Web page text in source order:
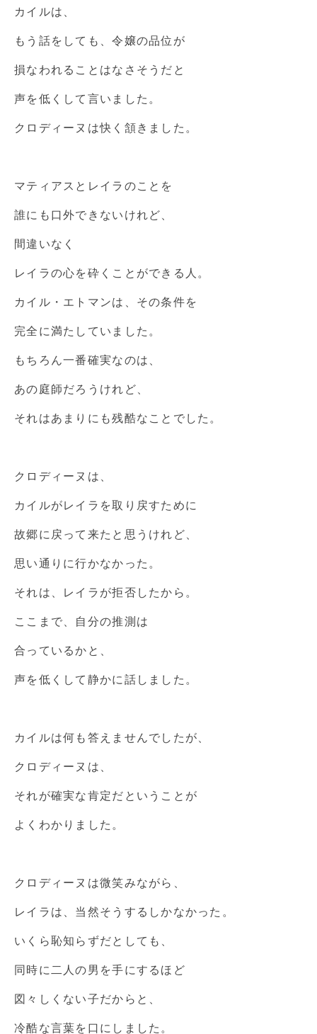
カイルは、
もう話をしても、令嬢の品位が
損なわれることはなさそうだと
声を低くして言いました。
クロディーヌは快く頷きました。
マティアスとレイラのことを
誰にも口外できないけれど、
間違いなく
レイラの心を砕くことができる人。
カイル・エトマンは、その条件を
完全に満たしていました。
もちろん一番確実なのは、
あの庭師だろうけれど、
それはあまりにも残酷なことでした。
クロディーヌは、
カイルがレイラを取り戻すために
故郷に戻って来たと思うけれど、
思い通りに行かなかった。
それは、レイラが拒否したから。
ここまで、自分の推測は
合っているかと、
声を低くして静かに話しました。
カイルは何も答えませんでしたが、
クロディーヌは、
それが確実な肯定だということが
よくわかりました。
クロディーヌは微笑みながら、
レイラは、当然そうするしかなかった。
いくら恥知らずだとしても、
同時に二人の男を手にするほど
図々しくない子だからと、
冷酷な言葉を口にしました。